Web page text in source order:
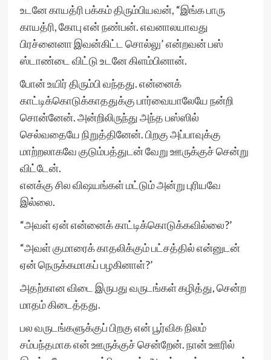
உடனே காயத்ரி பக்கம் திரும்பியவன், “இங்க பாரு
காயத்ரி, கோபு என் நண்பன். எவனாலயாவது
பிரச்னைனா இவன்கிட்ட சொல்லு’ என்றவன் பஸ்
ஸ்டாண்டை விட்டு உடனே கிளம்பினான்.
போன் உயிர் திரும்பி வந்தது. என்னைக்
காட்டிக்கொடுக்காததுக்கு பார்வையாலேயே நன்றி
சொன்னேன். அன்றிலிருந்து அந்த பஸ்ஸில்
செல்வதையே நிறுத்தினேன். பிறகு அப்பாவுக்கு
மாற்றலாகவே குடும்பத்துடன் வேறு ஊருக்குச் சென்று
விட்டேன்.
எனக்கு சில விஷயங்கள் மட்டும் அன்று புரியவே
இல்லை.
“அவள் ஏன் என்னைக் காட்டிக்கொடுக்கவில்லை?’
“அவள் குமாரைக் காதலிக்கும் பட்சத்தில் என்னுடன்
ஏன் நெருக்கமாகப் பழகினாள்?’
அதற்கான விடை இருபது வருடங்கள் கழித்து, சென்ற
மாதம் கிடைத்தது.
பல வருடங்களுக்குப் பிறகு என் பூர்விக நிலம்
சம்பந்தமாக என் ஊருக்குச் சென்றேன். நான் ஊரில்